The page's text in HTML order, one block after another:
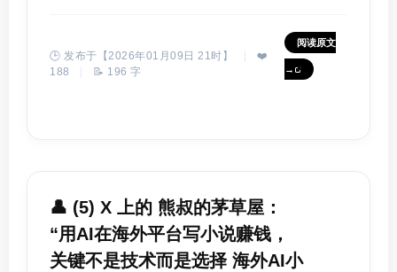
🕒 发布于【2026年01月09日 21时】
❤️
188
📝 196 字
阅读原文
→
👤 (5) X 上的 熊叔的茅草屋：
“用AI在海外平台写小说赚钱，
关键不是技术而是选择 海外AI小